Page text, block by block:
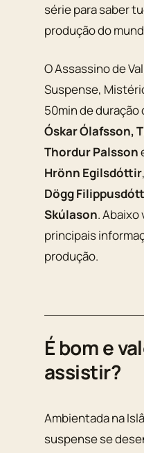
série para saber
produção do
O Assassino de
Suspense,
50min de duração
Óskar Ólafsson,
Thordur Palsson
Hrönn Egilsdóttir,
Dögg
Skúlason.
principais
produção.
É bom e
assistir?
Ambientada na
suspense se